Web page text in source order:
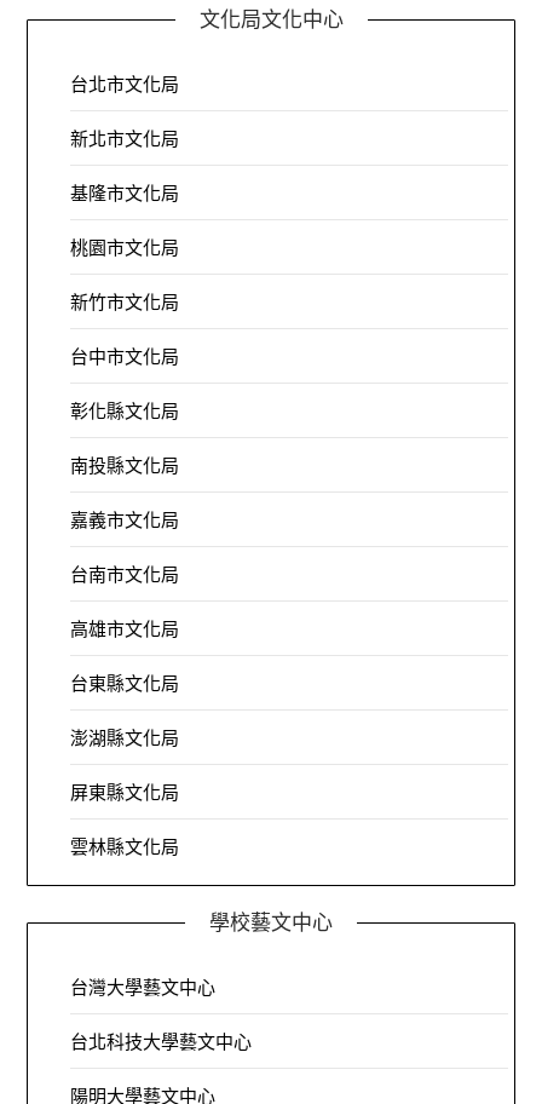
文化局文化中心
台北市文化局
新北市文化局
基隆市文化局
桃園市文化局
新竹市文化局
台中市文化局
彰化縣文化局
南投縣文化局
嘉義市文化局
台南市文化局
高雄市文化局
台東縣文化局
澎湖縣文化局
屏東縣文化局
雲林縣文化局
學校藝文中心
台灣大學藝文中心
台北科技大學藝文中心
陽明大學藝文中心